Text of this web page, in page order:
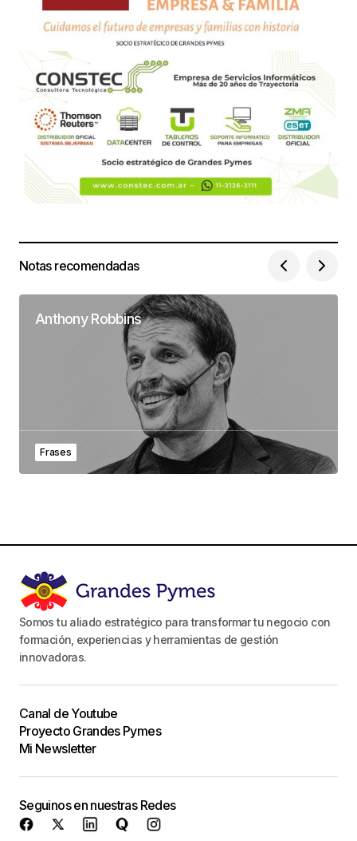
Notas recomendadas
Anthony Robbins
Frases
Somos tu aliado estratégico para transformar tu negocio con
formación, experiencias y herramientas de gestión
innovadoras.
Canal de Youtube
Proyecto Grandes Pymes
Mi Newsletter
Seguinos en nuestras Redes